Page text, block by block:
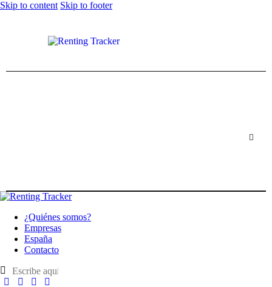
Skip to content Skip to footer
¿Quiénes somos?
Empresas
España
Contacto